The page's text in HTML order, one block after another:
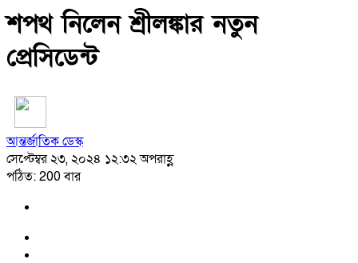
শপথ নিলেন শ্রীলঙ্কার নতুন
প্রেসিডেন্ট
আন্তর্জাতিক ডেস্ক
সেপ্টেম্বর ২৩, ২০২৪ ১২:৩২ অপরাহ্ণ
পঠিত: 200 বার